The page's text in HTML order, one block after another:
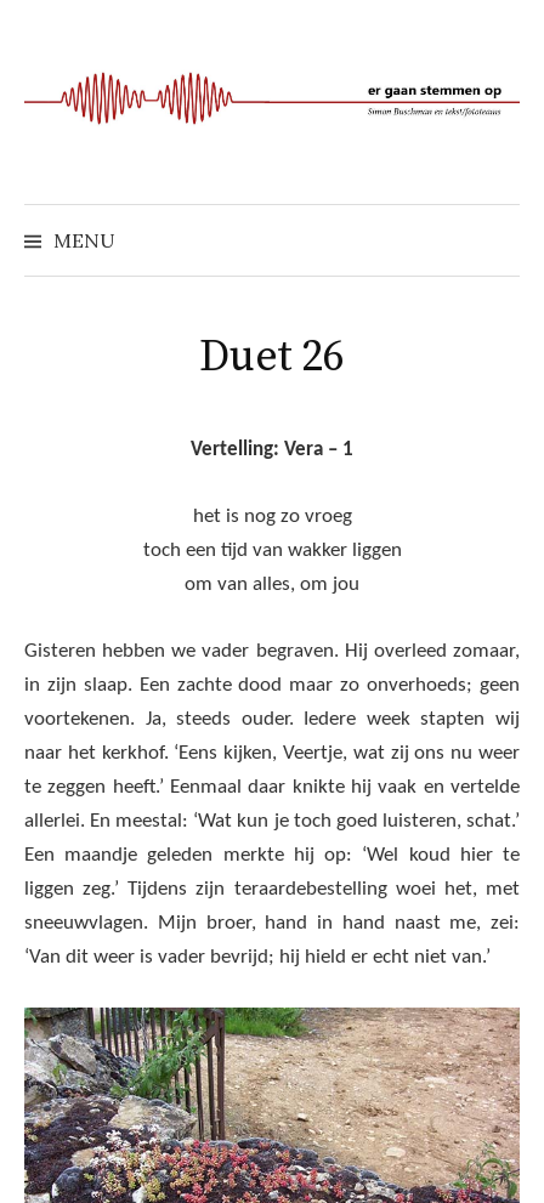
springen
MENU
Duet 26
Vertelling: Vera – 1
het is nog zo vroeg
toch een tijd van wakker liggen
om van alles, om jou
Gisteren hebben we vader begraven. Hij overleed zomaar,
in zijn slaap. Een zachte dood maar zo onverhoeds; geen
voortekenen. Ja, steeds ouder. Iedere week stapten wij
naar het kerkhof. ‘Eens kijken, Veertje, wat zij ons nu weer
te zeggen heeft.’ Eenmaal daar knikte hij vaak en vertelde
allerlei. En meestal: ‘Wat kun je toch goed luisteren, schat.’
Een maandje geleden merkte hij op: ‘Wel koud hier te
liggen zeg.’ Tijdens zijn teraardebestelling woei het, met
sneeuwvlagen. Mijn broer, hand in hand naast me, zei:
‘Van dit weer is vader bevrijd; hij hield er echt niet van.’